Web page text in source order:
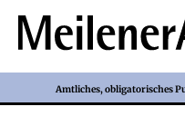
Amtliches, obligatorisches